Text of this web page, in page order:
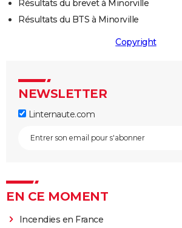
Résultats du brevet à Minorville
Résultats du BTS à Minorville
Copyright
NEWSLETTER
Linternaute.com
EN CE MOMENT
Incendies en France